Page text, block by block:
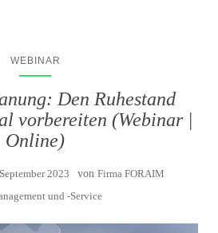
WEBINAR
Den Ruhestand
vorbereiten (Webinar |
Online)
2023 von Firma FORAIM
und -Service